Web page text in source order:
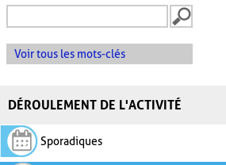
Voir tous les mots-clés
DÉROULEMENT DE L'ACTIVITÉ
Sporadiques